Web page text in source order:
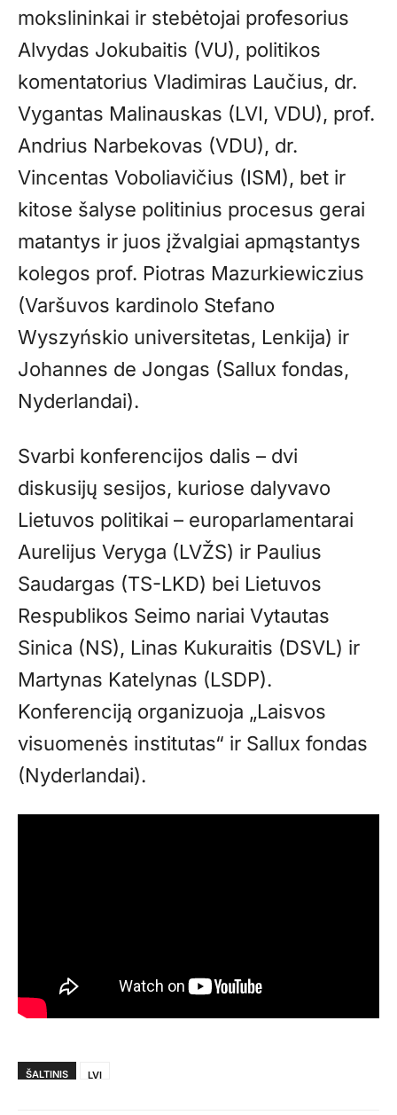
mokslininkai ir stebėtojai profesorius
Alvydas Jokubaitis (VU), politikos
komentatorius Vladimiras Laučius, dr.
Vygantas Malinauskas (LVI, VDU), prof.
Andrius Narbekovas (VDU), dr.
Vincentas Voboliavičius (ISM), bet ir
kitose šalyse politinius procesus gerai
matantys ir juos įžvalgiai apmąstantys
kolegos prof. Piotras Mazurkiewiczius
(Varšuvos kardinolo Stefano
Wyszyńskio universitetas, Lenkija) ir
Johannes de Jongas (Sallux fondas,
Nyderlandai).
Svarbi konferencijos dalis – dvi
diskusijų sesijos, kuriose dalyvavo
Lietuvos politikai – europarlamentarai
Aurelijus Veryga (LVŽS) ir Paulius
Saudargas (TS-LKD) bei Lietuvos
Respublikos Seimo nariai Vytautas
Sinica (NS), Linas Kukuraitis (DSVL) ir
Martynas Katelynas (LSDP).
Konferenciją organizuoja „Laisvos
visuomenės institutas“ ir Sallux fondas
(Nyderlandai).
ŠALTINIS LVI